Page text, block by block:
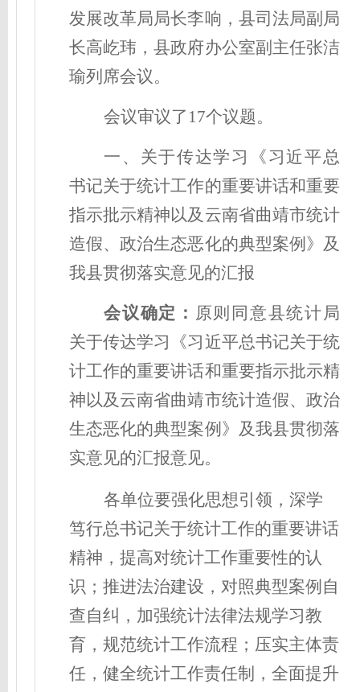
发展改革局局长李响，县司法局副局
长高屹玮，县政府办公室副主任张洁
瑜列席会议。
会议审议了17个议题。
一、关于传达学习《习近平总
书记关于统计工作的重要讲话和重要
指示批示精神以及云南省曲靖市统计
造假、政治生态恶化的典型案例》及
我县贯彻落实意见的汇报
会议确定 ： 原则同意县统计局
关于传达学习《习近平总书记关于统
计工作的重要讲话和重要指示批示精
神以及云南省曲靖市统计造假、政治
生态恶化的典型案例》及我县贯彻落
实意见的汇报意见。
各单位要强化思想引领，深学
笃行总书记关于统计工作的重要讲话
精神，提高对统计工作重要性的认
识；推进法治建设，对照典型案例自
查自纠，加强统计法律法规学习教
育，规范统计工作流程；压实主体责
任，健全统计工作责任制，全面提升